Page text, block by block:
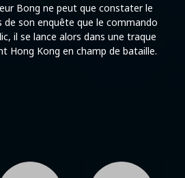
Bong ne peut que constater le
de son enquête que le commando
il se lance alors dans une traque
Hong Kong en champ de bataille.